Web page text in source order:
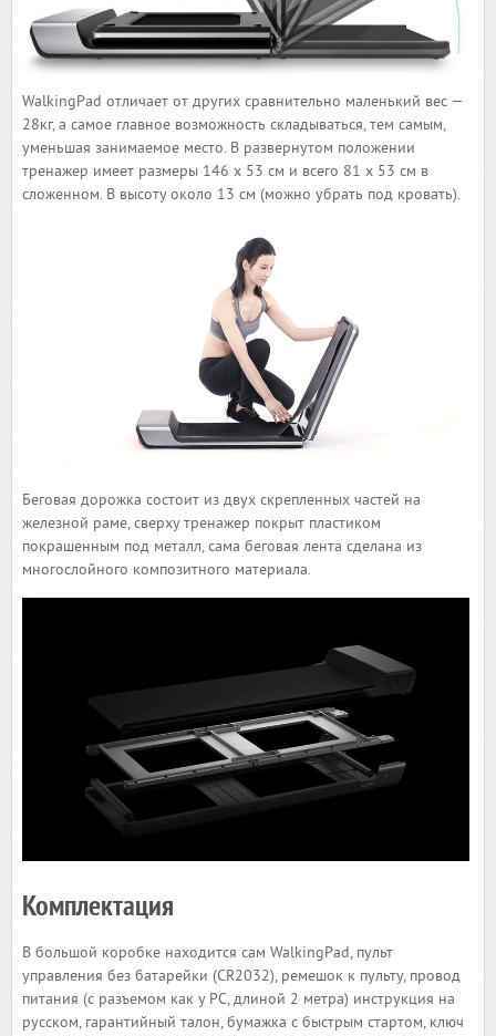
WalkingPad отличает от других сравнительно маленький вес —
28кг, а самое главное возможность складываться, тем самым,
уменьшая занимаемое место. В развернутом положении
тренажер имеет размеры 146 x 53 см и всего 81 x 53 см в
сложенном. В высоту около 13 см (можно убрать под кровать).
Беговая дорожка состоит из двух скрепленных частей на
железной раме, сверху тренажер покрыт пластиком
покрашенным под металл, сама беговая лента сделана из
многослойного композитного материала.
Комплектация
В большой коробке находится сам WalkingPad, пульт
управления без батарейки (CR2032), ремешок к пульту, провод
питания (с разъемом как у PC, длиной 2 метра) инструкция на
русском, гарантийный талон, бумажка с быстрым стартом, ключ